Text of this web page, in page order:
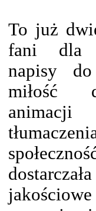
To już
fani dla
napisy
miłość